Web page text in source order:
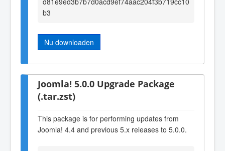
b3
Nu downloaden
Joomla! 5.0.0 Upgrade Package
(.tar.zst)
This package is for performing updates from
Joomla! 4.4 and previous 5.x releases to 5.0.0.